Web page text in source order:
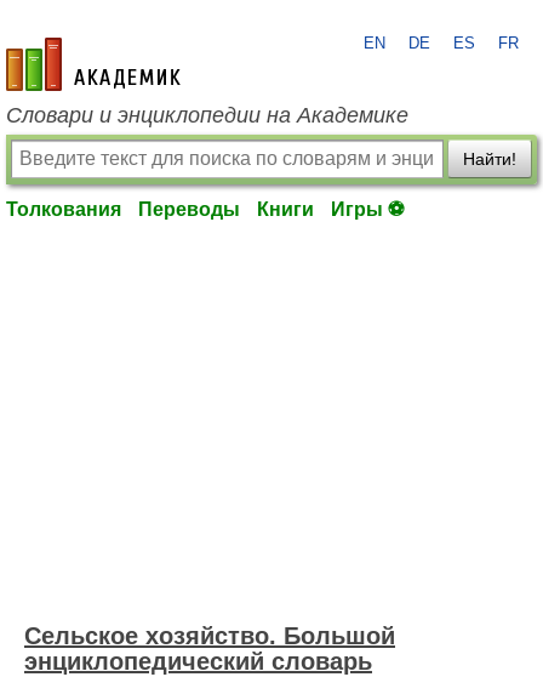
academic.ru
EN DE ES FR
Словари и энциклопедии на Академике
Найти!
Толкования Переводы Книги Игры ⚽
Сельское хозяйство. Большой
энциклопедический словарь